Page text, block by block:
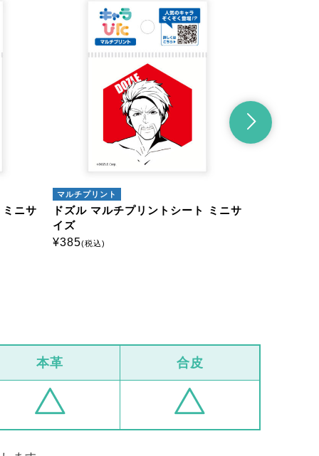
ミニサ
マルチプリント
ドズル マルチプリントシート ミニサ
イズ
¥385(税込)
本革 合皮